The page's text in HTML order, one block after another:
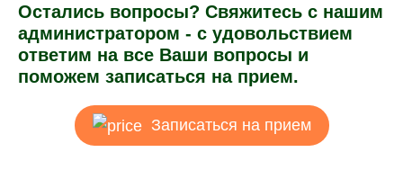
Остались вопросы? Свяжитесь с нашим
администратором - с удовольствием
ответим на все Ваши вопросы и
поможем записаться на прием.
Записаться на прием